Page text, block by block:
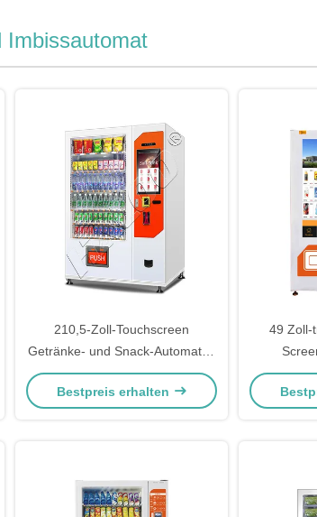
Imbissautomat
210,5-Zoll-Touchscreen
Getränke- und Snack-Automaten
mit Aufzugsfunktion für
Einkaufszentren, Stationen und
Bestpreis erhalten
49 Zoll-